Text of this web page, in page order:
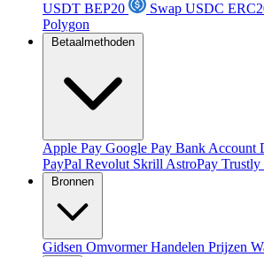
USDT BEP20
Swap USDC
Polygon
Betaalmethoden
Apple Pay Google Pay Bank Account
PayPal Revolut Skrill AstroPay Trustly
Bronnen
Gidsen OmvormerHandelen Prijzen